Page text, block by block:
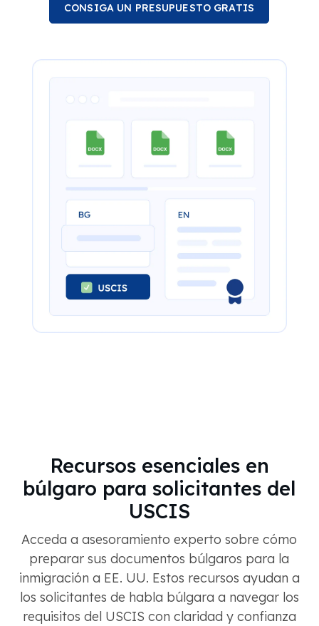
CONSIGA UN PRESUPUESTO GRATIS
Recursos esenciales en
búlgaro para solicitantes del
USCIS
Acceda a asesoramiento experto sobre cómo
preparar sus documentos búlgaros para la
inmigración a EE. UU. Estos recursos ayudan a
los solicitantes de habla búlgara a navegar los
requisitos del USCIS con claridad y confianza